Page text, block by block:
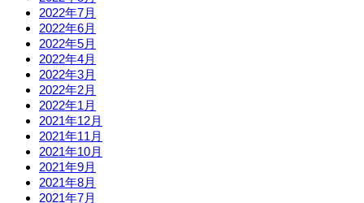
2022年7月
2022年6月
2022年5月
2022年4月
2022年3月
2022年2月
2022年1月
2021年12月
2021年11月
2021年10月
2021年9月
2021年8月
2021年7月